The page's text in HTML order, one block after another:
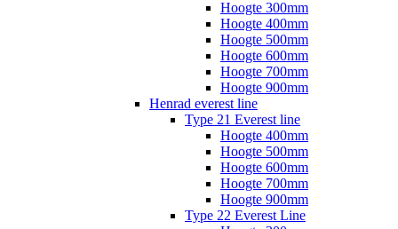
Hoogte 300mm
Hoogte 400mm
Hoogte 500mm
Hoogte 600mm
Hoogte 700mm
Hoogte 900mm
Henrad everest line
Type 21 Everest line
Hoogte 400mm
Hoogte 500mm
Hoogte 600mm
Hoogte 700mm
Hoogte 900mm
Type 22 Everest Line